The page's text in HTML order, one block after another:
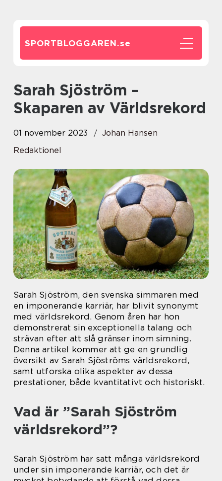
SPORTBLOGGAREN.se
Sarah Sjöström –
Skaparen av Världsrekord
01 november 2023
Johan Hansen
Redaktionel
Sarah Sjöström, den svenska simmaren med
en imponerande karriär, har blivit synonymt
med världsrekord. Genom åren har hon
demonstrerat sin exceptionella talang och
strävan efter att slå gränser inom simning.
Denna artikel kommer att ge en grundlig
översikt av Sarah Sjöströms världsrekord,
samt utforska olika aspekter av dessa
prestationer, både kvantitativt och historiskt.
Vad är ”Sarah Sjöström
världsrekord”?
Sarah Sjöström har satt många världsrekord
under sin imponerande karriär, och det är